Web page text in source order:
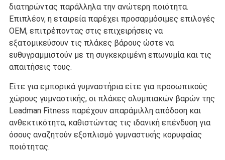
διατηρώντας παράλληλα την ανώτερη ποιότητα.
Επιπλέον, η εταιρεία παρέχει προσαρμόσιμες επιλογές
OEM, επιτρέποντας στις επιχειρήσεις να
εξατομικεύσουν τις πλάκες βάρους ώστε να
ευθυγραμμιστούν με τη συγκεκριμένη επωνυμία και τις
απαιτήσεις τους.
Είτε για εμπορικά γυμναστήρια είτε για προσωπικούς
χώρους γυμναστικής, οι πλάκες ολυμπιακών βαρών της
Leadman Fitness παρέχουν απαράμιλλη απόδοση και
ανθεκτικότητα, καθιστώντας τις ιδανική επένδυση για
όσους αναζητούν εξοπλισμό γυμναστικής κορυφαίας
ποιότητας.